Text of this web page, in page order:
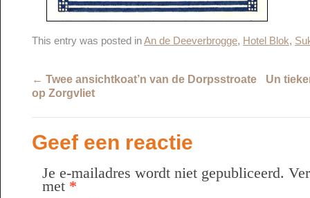
This entry was posted inAn de Deeverbrogge, Hotel Blok,
← Twee ansichtkoat’n van de Dorpsstroate
op Zorgvliet
Un
Geef een reactie
Je e-mailadres wordt niet gepubliceerd.
met *